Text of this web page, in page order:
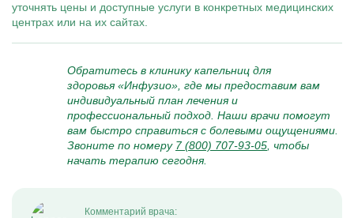
уточнять цены и доступные услуги в конкретных медицинских
центрах или на их сайтах.
Обратитесь в клинику капельниц для
здоровья «Инфузио», где мы предоставим вам
индивидуальный план лечения и
профессиональный подход. Наши врачи помогут
вам быстро справиться с болевыми ощущениями.
Звоните по номеру 7 (800) 707-93-05 , чтобы
начать терапию сегодня.
Комментарий врача: